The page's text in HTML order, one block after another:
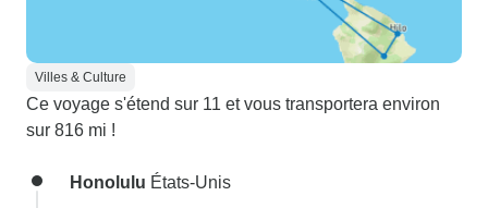
Villes & Culture
Ce voyage s'étend sur 11 et vous transportera environ
sur 816 mi !
Honolulu États-Unis